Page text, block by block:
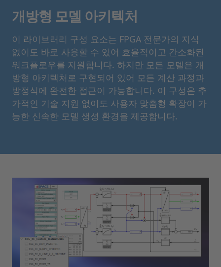
개방형 모델 아키텍처
이 라이브러리 구성 요소는 FPGA 전문가의 지식
없이도 바로 사용할 수 있어 효율적이고 간소화된
워크플로우를 지원합니다. 하지만 모든 모델은 개
방형 아키텍처로 구현되어 있어 모든 계산 과정과
방정식에 완전한 접근이 가능합니다. 이 구성은 추
가적인 기술 지원 없이도 사용자 맞춤형 확장이 가
능한 신속한 모델 생성 환경을 제공합니다.